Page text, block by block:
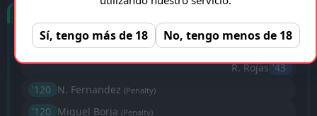
'29 ︎ S. Driussi
R. Rojas '43 ︎
'120 ︎ N. Fernandez (Penalty)
'120 ︎ Miguel Borja (Penalty)
Sí, tengo más de 18 No, tengo menos de 18